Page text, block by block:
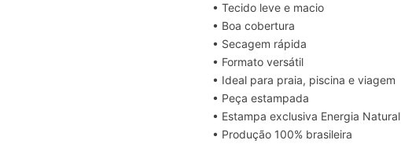
• Tecido leve e macio
• Boa cobertura
• Secagem rápida
• Formato versátil
• Ideal para praia, piscina e viagem
• Peça estampada
• Estampa exclusiva Energia Natural
• Produção 100% brasileira